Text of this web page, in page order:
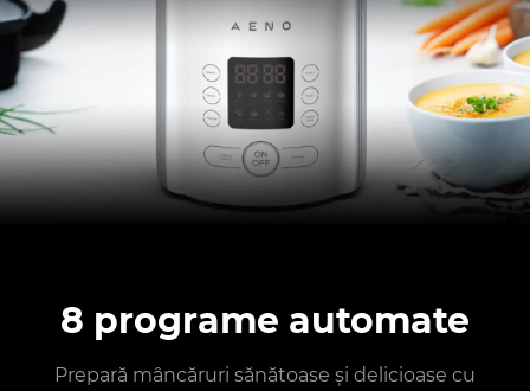
8 programe automate
Prepară mâncăruri sănătoase și delicioase cu